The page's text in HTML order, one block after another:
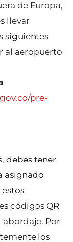
de Europa,
llevar
siguientes
al aeropuerto
pre-
debes tener
asignado
estos
códigos QR
abordaje. Por
los